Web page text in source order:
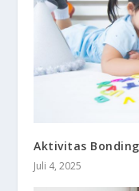
Aktivitas
Juli 4, 2025